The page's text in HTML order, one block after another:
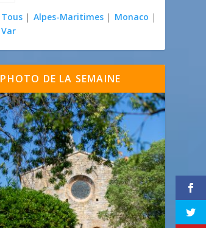
Tous | Alpes-Maritimes | Monaco |
Var
PHOTO DE LA SEMAINE